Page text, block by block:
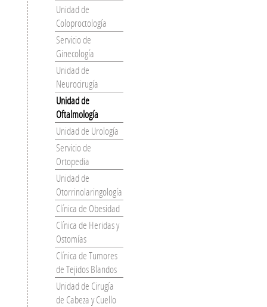
Unidad de
Coloproctología
Servicio de
Ginecología
Unidad de
Neurocirugía
Unidad de
Oftalmología
Unidad de Urología
Servicio de
Ortopedia
Unidad de
Otorrinolaringología
Clínica de Obesidad
Clínica de Heridas y
Ostomías
Clínica de Tumores
de Tejidos Blandos
Unidad de Cirugía
de Cabeza y Cuello